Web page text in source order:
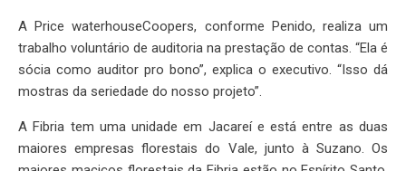
A Price waterhouseCoopers, conforme Penido, realiza um
trabalho voluntário de auditoria na prestação de contas. “Ela é
sócia como auditor pro bono”, explica o executivo. “Isso dá
mostras da seriedade do nosso projeto”.
A Fibria tem uma unidade em Jacareí e está entre as duas
maiores empresas florestais do Vale, junto à Suzano. Os